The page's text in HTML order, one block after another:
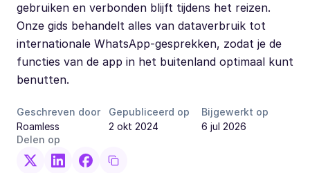
gebruiken en verbonden blijft tijdens het reizen.
Onze gids behandelt alles van dataverbruik tot
internationale WhatsApp-gesprekken, zodat je de
functies van de app in het buitenland optimaal kunt
benutten.
Geschreven door
Roamless
Gepubliceerd op
2 okt 2024
Bijgewerkt op
6 jul 2026
Delen op